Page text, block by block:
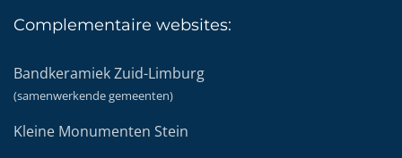
Complementaire websites:
Bandkeramiek Zuid-Limburg
(samenwerkende gemeenten)
Kleine Monumenten Stein